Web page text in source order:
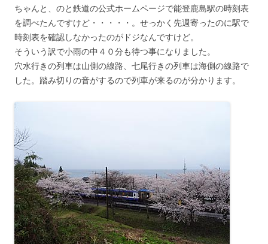
ちゃんと、のと鉄道の公式ホームページで能登鹿島駅の時刻表
を調べたんですけど・・・・・。せっかく先週寄ったのに駅で
時刻表を確認しなかったのがドジなんですけど。
そういう訳で小雨の中４０分も待つ事になりました。
穴水行きの列車は山側の線路、七尾行きの列車は海側の線路で
した。踏み切りの音がするので列車が来るのが分かります。